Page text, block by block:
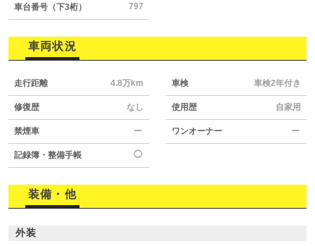
車台番号（下3桁） 797
車両状況
走行距離 4.8万km 車検 車検2年付き
修復歴 なし 使用歴 自家用
禁煙車 ー ワンオーナー ー
記録簿・整備手帳 ◯
装備・他
外装